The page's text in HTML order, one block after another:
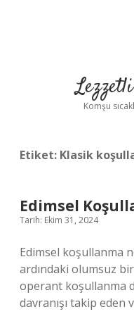
Komşu
Etiket: Klasik
Edimsel
Tarih: Ekim 31, 2024
Edimsel koşullanma
ardındaki olumsuz
operant koşullanma
davranışı takip